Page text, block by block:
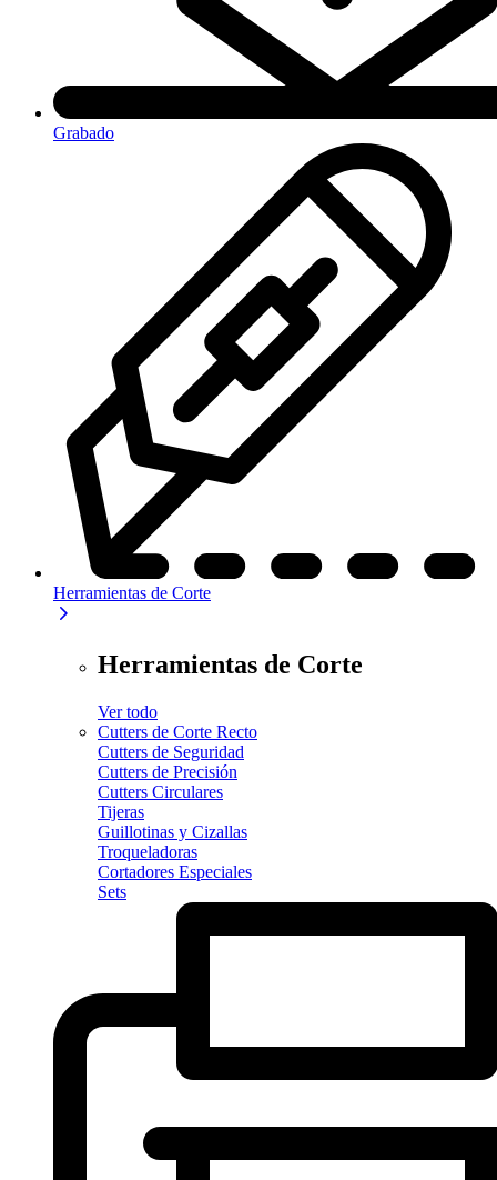
Grabado
Herramientas de Corte
Herramientas de Corte
Ver todo
Cutters de Corte Recto
Cutters de Seguridad
Cutters de Precisión
Cutters Circulares
Tijeras
Guillotinas y Cizallas
Troqueladoras
Cortadores Especiales
Sets